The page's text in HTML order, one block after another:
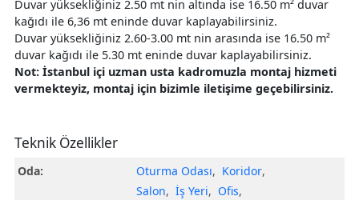
Duvar yüksekliğiniz 2.50 mt nin altında ise 16.50 m² duvar
kağıdı ile 6,36 mt eninde duvar kaplayabilirsiniz.
Duvar yüksekliğiniz 2.60-3.00 mt nin arasında ise 16.50 m²
duvar kağıdı ile 5.30 mt eninde duvar kaplayabilirsiniz.
Not: İstanbul içi uzman usta kadromuzla montaj hizmeti
vermekteyiz, montaj için bizimle iletişime geçebilirsiniz.
Teknik Özellikler
Oda: Oturma Odası, Koridor,
Salon, İş Yeri, Ofis,